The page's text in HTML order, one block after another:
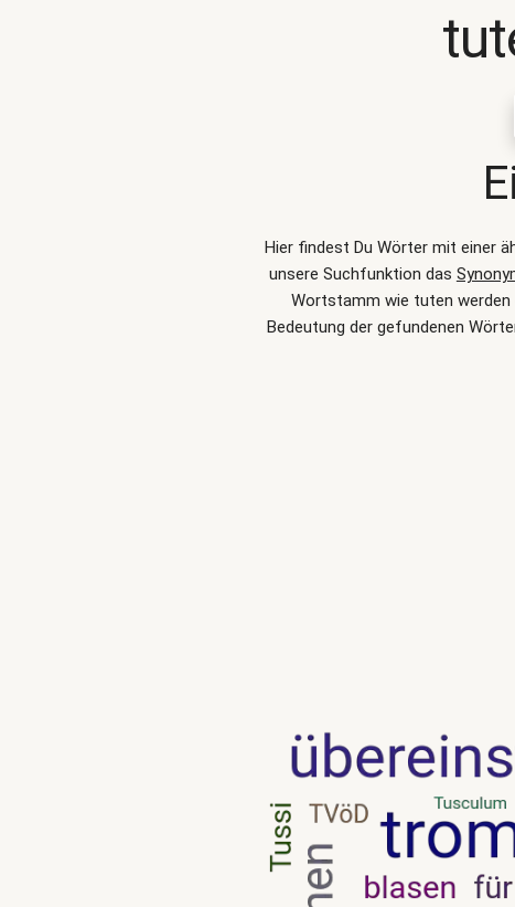
Hier findest Du Wörter mit einer
unsere Suchfunktion das
Wortstamm wie tuten
Bedeutung der gefundenen